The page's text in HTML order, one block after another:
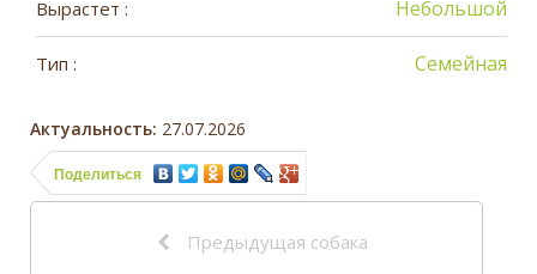
Вырастет : Небольшой
Тип : Семейная
Актуальность: 27.07.2026
Поделиться
Предыдущая собака